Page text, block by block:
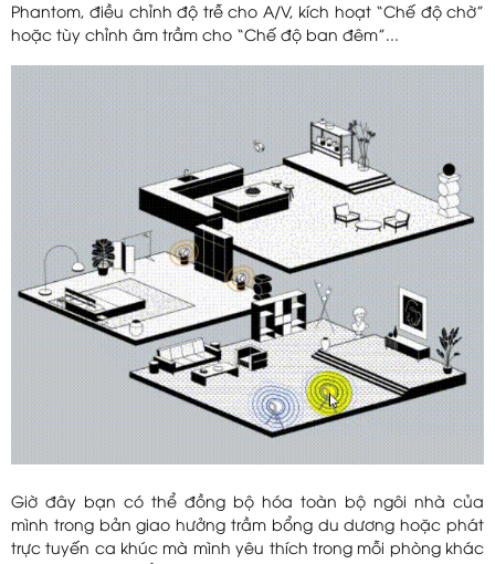
Phantom, điều chỉnh độ trễ cho A/V, kích hoạt “Chế độ chờ”
hoặc tùy chỉnh âm trầm cho “Chế độ ban đêm”...
Giờ đây bạn có thể đồng bộ hóa toàn bộ ngôi nhà của
mình trong bản giao hưởng trầm bổng du dương hoặc phát
trực tuyến ca khúc mà mình yêu thích trong mỗi phòng khác